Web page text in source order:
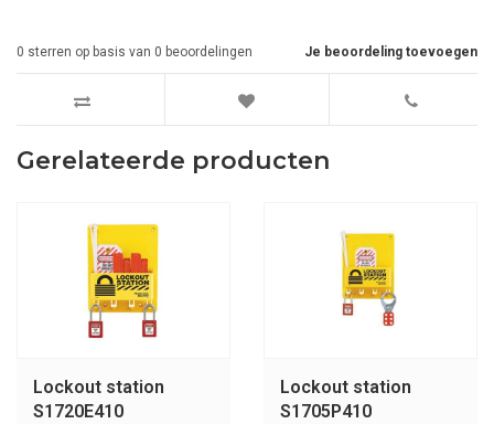
Je beoordeling toevoegen
0 sterren op basis van 0 beoordelingen
Gerelateerde producten
Lockout station
S1720E410
Lockout station
S1705P410